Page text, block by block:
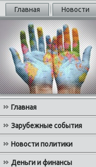
Главная Новости
Главная
Зарубежные события
Новости политики
Деньги и финансы